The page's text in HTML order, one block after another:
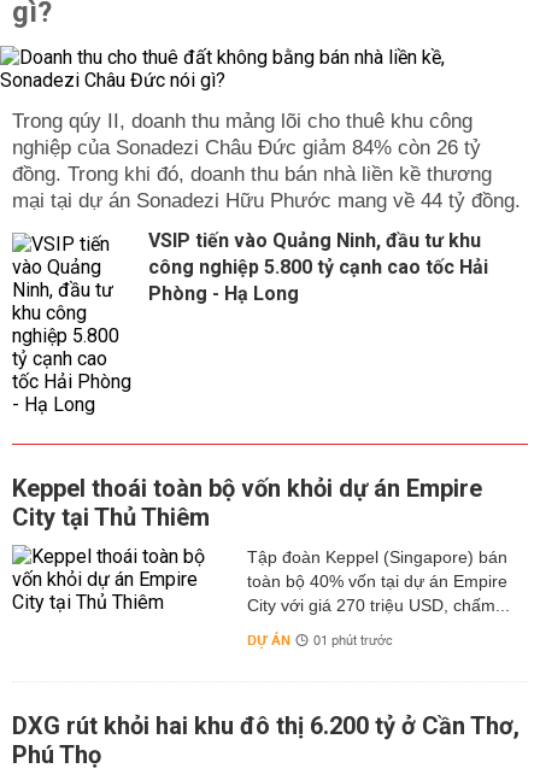
gì?
Trong qúy II, doanh thu mảng lõi cho thuê khu công
nghiệp của Sonadezi Châu Đức giảm 84% còn 26 tỷ
đồng. Trong khi đó, doanh thu bán nhà liền kề thương
mại tại dự án Sonadezi Hữu Phước mang về 44 tỷ đồng.
VSIP tiến vào Quảng Ninh, đầu tư khu
công nghiệp 5.800 tỷ cạnh cao tốc Hải
Phòng - Hạ Long
Keppel thoái toàn bộ vốn khỏi dự án Empire
City tại Thủ Thiêm
Tập đoàn Keppel (Singapore) bán
toàn bộ 40% vốn tại dự án Empire
City với giá 270 triệu USD, chấm...
DỰ ÁN 01 phút trước
DXG rút khỏi hai khu đô thị 6.200 tỷ ở Cần Thơ,
Phú Thọ